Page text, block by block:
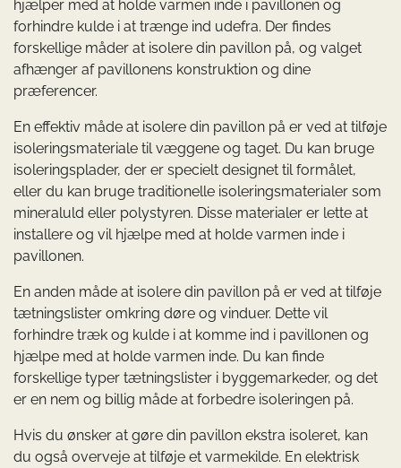
hjælper med at holde varmen inde i pavillonen og
forhindre kulde i at trænge ind udefra. Der findes
forskellige måder at isolere din pavillon på, og valget
afhænger af pavillonens konstruktion og dine
præferencer.
En effektiv måde at isolere din pavillon på er ved at tilføje
isoleringsmateriale til væggene og taget. Du kan bruge
isoleringsplader, der er specielt designet til formålet,
eller du kan bruge traditionelle isoleringsmaterialer som
mineraluld eller polystyren. Disse materialer er lette at
installere og vil hjælpe med at holde varmen inde i
pavillonen.
En anden måde at isolere din pavillon på er ved at tilføje
tætningslister omkring døre og vinduer. Dette vil
forhindre træk og kulde i at komme ind i pavillonen og
hjælpe med at holde varmen inde. Du kan finde
forskellige typer tætningslister i byggemarkeder, og det
er en nem og billig måde at forbedre isoleringen på.
Hvis du ønsker at gøre din pavillon ekstra isoleret, kan
du også overveje at tilføje et varmekilde. En elektrisk